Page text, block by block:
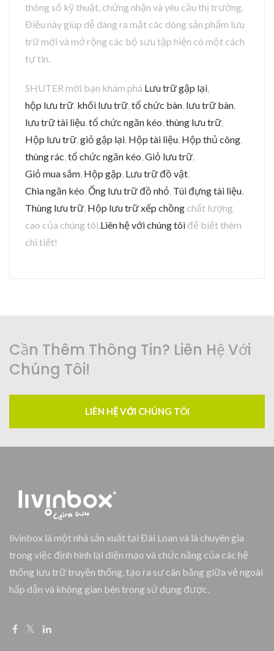
thông số kỹ thuật, chứng nhận và yêu cầu thị trường.
Điều này giúp dễ dàng ra mắt các dòng sản phẩm lưu
trữ mới và mở rộng các bộ sưu tập hiện có một cách
tự tin.
SHUTER mời bạn khám phá Lưu trữ gập lại,
hộp lưu trữ, khối lưu trữ,tổ chức bàn, lưu trữ bàn,
lưu trữ tài liệu,tổ chức ngăn kéo,thùng lưu trữ,
Hộp lưu trữ,giỏ gập lại, Hộp tài liệu, Hộp thủ công,
thùng rác,tổ chức ngăn kéo,Giỏ lưu trữ,
Giỏ mua sắm, Hộp gập, Lưu trữ đồ vật,
Chia ngăn kéo, Ống lưu trữ đồ nhỏ, Túi đựng tài liệu,
Thùng lưu trữ, Hộp lưu trữ xếp chồng chất lượng
cao của chúng tôi.Liên hệ với chúng tôi để biết thêm
chi tiết!
Cần Thêm Thông Tin? Liên Hệ Với
Chúng Tôi!
LIÊN HỆ VỚI CHÚNG TÔI
livinbox là một nhà sản xuất tại Đài Loan và là chuyên gia
trong việc định hình lại diện mạo và chức năng của các hệ
thống lưu trữ truyền thống, tạo ra sự cân bằng giữa vẻ ngoài
hấp dẫn và không gian bên trong sử dụng được.